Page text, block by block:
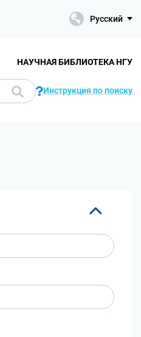
Русский
НАУЧНАЯ БИБЛИОТЕКА НГУ
Инструкция по поиску